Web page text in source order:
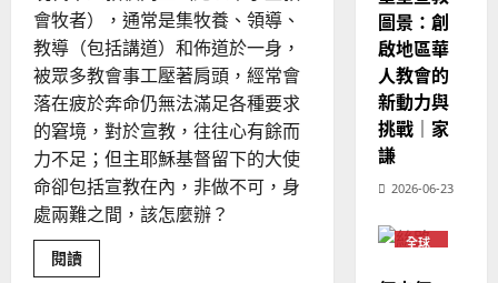
為
使
命
性
的
教
會
｜
林
祥
源
會牧者），通常是集牧養、領導、
教導（包括講道）和佈道於一身，
被眾多教會事工壓著肩頭，經常會
落在疲於奔命仍無法滿足各種要求
的窘境，對於宣教，往往心有餘而
力不足；但主耶穌基督留下的大使
命卻包括宣教在內，非做不可，身
處兩難之間，該怎麼辦？
閱讀Read
more
略
｜
黃
約
瑟
02-
的
佳
美
見
證
｜
陽
萍
2025-
6
馬
來
西
亞
華
的
農
曆
新
年
7
國
華
人
圖景：創
啟地區華
人教會的
新動力與
挑戰｜家
謙
2026-06-23
全球